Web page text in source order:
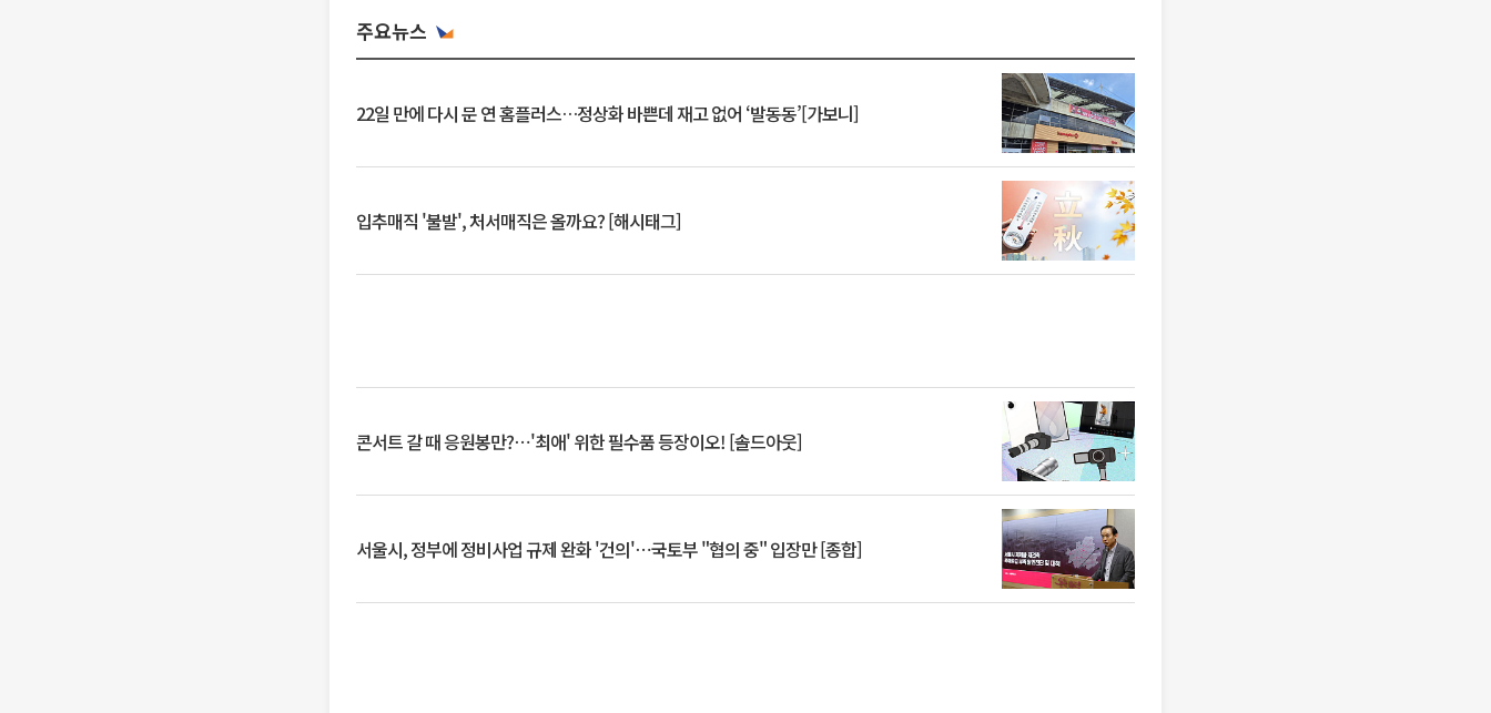
주요뉴스
22일 만에 다시 문 연 홈플러스…정상화 바쁜데 재고 없어 ‘발동동’[가보니]
입추매직 '불발', 처서매직은 올까요? [해시태그]
콘서트 갈 때 응원봉만?⋯'최애' 위한 필수품 등장이오! [솔드아웃]
서울시, 정부에 정비사업 규제 완화 '건의'⋯국토부 "협의 중" 입장만 [종합]